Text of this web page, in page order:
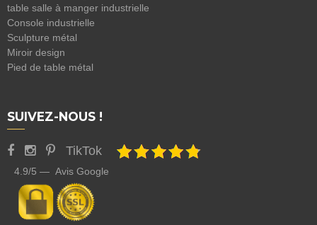
table salle à manger industrielle
Console industrielle
Sculpture métal
Miroir design
Pied de table métal
SUIVEZ-NOUS !
TikTok
4.9/5 — Avis Google